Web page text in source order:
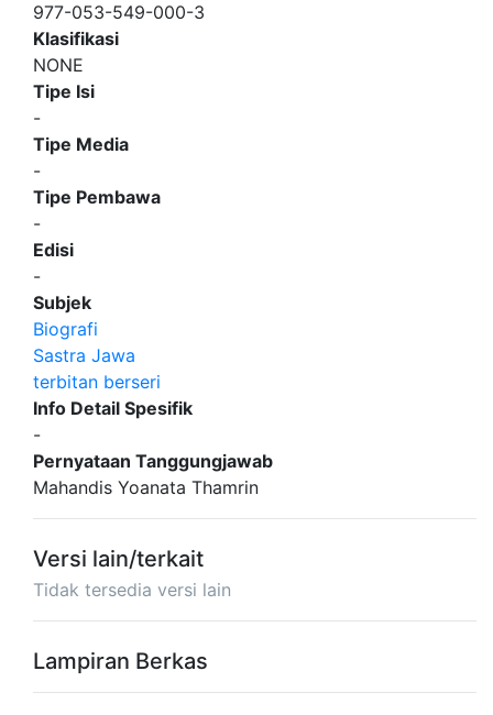
977-053-549-000-3
Klasifikasi
NONE
Tipe Isi
-
Tipe Media
-
Tipe Pembawa
-
Edisi
-
Subjek
Biografi
Sastra Jawa
terbitan berseri
Info Detail Spesifik
-
Pernyataan Tanggungjawab
Mahandis Yoanata Thamrin
Versi lain/terkait
Tidak tersedia versi lain
Lampiran Berkas